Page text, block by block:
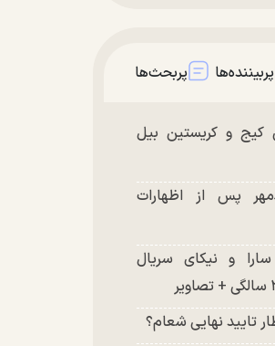
پربیننده‌ها پربحث‌ها
کیج و کریستین بیل
پس از اظهارات
و نیکای سریال
تایید نهایی شعام؟